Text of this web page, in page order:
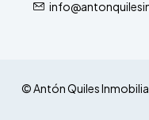
© Antón Quiles